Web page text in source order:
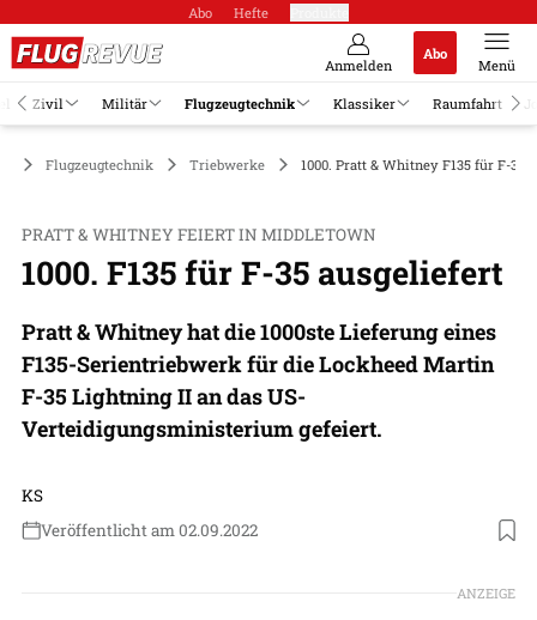
Abo Hefte
Anmelden
Abo
Menü
Zivil Militär Flugzeugtechnik Klassiker Raumfahrt
Flugzeugtechnik Triebwerke 1000. Pratt & Whitney F135 für F-35
PRATT & WHITNEY FEIERT IN MIDDLETOWN
1000. F135 für F-35 ausgeliefert
Pratt & Whitney hat die 1000ste Lieferung eines
F135-Serientriebwerk für die Lockheed Martin
F-35 Lightning II an das US-
Verteidigungsministerium gefeiert.
KS
Veröffentlicht am 02.09.2022
Foto: Pratt & Whintey
ANZEIGE